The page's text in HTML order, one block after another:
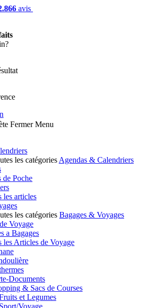
avis
Fermer Menu
les catégories Agendas & Calendriers
de Poche
les articles
les catégories Bagages & Voyages
Voyage
a Bagages
les Articles de Voyage
Documents
& Sacs de Courses
et Legumes
Voyage